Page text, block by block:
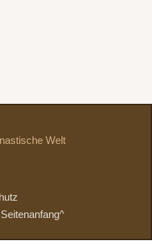
Welt
Seitenanfang^